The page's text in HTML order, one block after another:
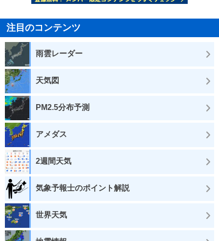
注目のコンテンツ
雨雲レーダー
天気図
PM2.5分布予測
アメダス
2週間天気
気象予報士のポイント解説
世界天気